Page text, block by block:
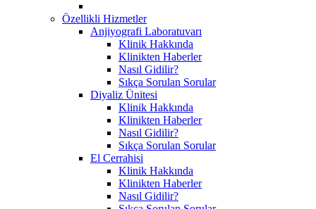
Özellikli Hizmetler
Anjiyografi Laboratuvarı
Klinik Hakkında
Klinikten Haberler
Nasıl Gidilir?
Sıkça Sorulan Sorular
Diyaliz Ünitesi
Klinik Hakkında
Klinikten Haberler
Nasıl Gidilir?
Sıkça Sorulan Sorular
El Cerrahisi
Klinik Hakkında
Klinikten Haberler
Nasıl Gidilir?